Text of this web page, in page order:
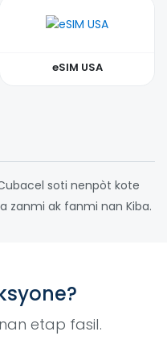
eSIM USA
soti nenpòt kote
zanmi ak fanmi nan Kiba.
etap fasil.